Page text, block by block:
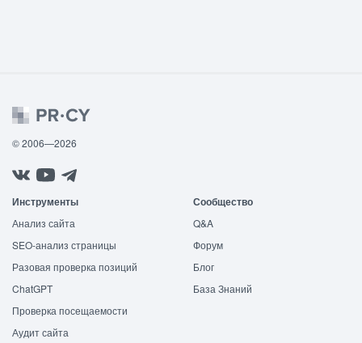
© 2006—2026
Инструменты
Анализ сайта
SEO-анализ страницы
Разовая проверка позиций
ChatGPT
Проверка посещаемости
Аудит сайта
Сообщество
Q&A
Форум
Блог
База Знаний